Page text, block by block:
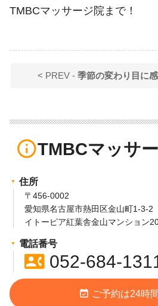
TMBCマッサージ院まで！
< PREV - 季節の変わり目に
info_outlineTMBCマッサ
住所
〒456-0002
愛知県名古屋市熱田区金山町1-3-2
イトーピア紅葉舎金山マンション
電話番号
contact_phone052-684-
event_available ご予約は24時